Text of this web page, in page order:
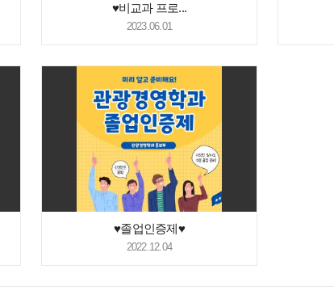
♥비교과 프로...
2023.06.01
♥졸업인증제♥
2022.12.04